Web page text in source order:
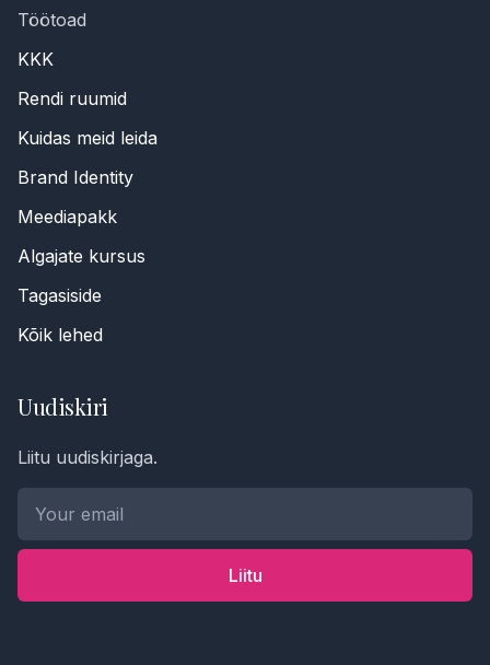
Töötoad
KKK
Rendi ruumid
Kuidas meid leida
Brand Identity
Meediapakk
Algajate kursus
Tagasiside
Kõik lehed
Uudiskiri
Liitu uudiskirjaga.
Liitu
Telefoninumber *
Nimi